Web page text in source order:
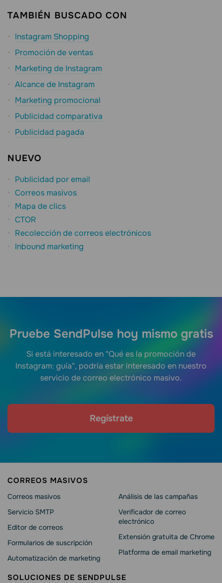
TAMBIÉN BUSCADO CON
Instagram Shopping
Promoción de ventas
Marketing de Instagram
Alcance de Instagram
Marketing promocional
Publicidad comparativa
Publicidad pagada
NUEVO
Publicidad por email
Correos masivos
Mapa de clics
CTOR
Recolección de correos electrónicos
Inbound marketing
Pruebe SendPulse hoy mismo gratis
Si está interesado en "Qué es la promoción de
Instagram: guía", podría estar interesado en nuestro
servicio de correo electrónico masivo.
Regístrate
CORREOS MASIVOS
Correos masivos
Servicio SMTP
Editor de correos
Formularios de suscripción
Automatización de marketing
Análisis de las campañas
Verificador de correo
electrónico
Extensión gratuita de Chrome
Platforma de email marketing
SOLUCIONES DE SENDPULSE